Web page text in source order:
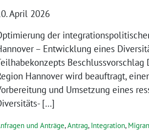
April 2026
der
– Entwicklung eines
Beschlussvorschlag
Hannover wird beauftragt,
und Umsetzung eines
[…]
und Anträge,Antrag, Integration,